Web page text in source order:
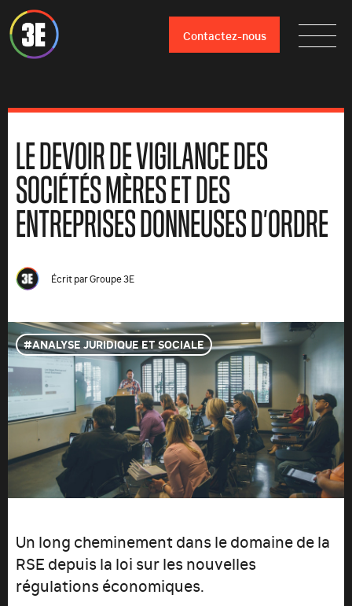
Contactez-nous
LE DEVOIR DE VIGILANCE DES
SOCIÉTÉS MÈRES ET DES
ENTREPRISES DONNEUSES D’ORDRE
Écrit parGroupe 3E
ANALYSE JURIDIQUE ET SOCIALE
Un long cheminement dans le domaine de la
RSE depuis la loi sur les nouvelles
régulations économiques.